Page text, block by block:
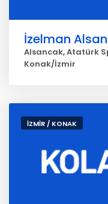
İzelman
Alsancak, Atatürk
Konak/İzmir
İZMİR / KONAK